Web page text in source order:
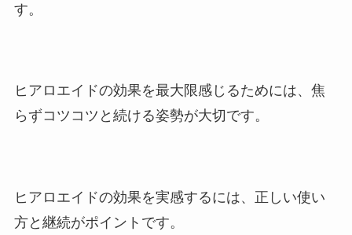
す。
ヒアロエイドの効果を最大限感じるためには、焦
らずコツコツと続ける姿勢が大切です。
ヒアロエイドの効果を実感するには、正しい使い
方と継続がポイントです。